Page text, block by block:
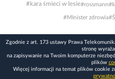
#kara śmieci w lesie#rossmann
#MInister zdrowia
Zgodnie z art. 173 ustawy Prawa
stronę
na zapisywanie na Twoim komputerze
plików
Więcej informacji na temat plików cookie